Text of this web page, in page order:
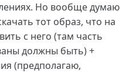
Но вообще думаю
тот образ, что на
с него (там часть
должны быть) +
(предполагаю,